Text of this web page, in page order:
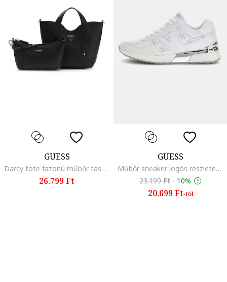
GUESS
Darcy tote fazonú műbőr táska kivehető kistáskával, Fekete
26.799 Ft
GUESS
Műbőr sneaker logós részletekkel, Fehér/Ezüstszín
23.199 Ft - 10%
20.699 Ft-tól